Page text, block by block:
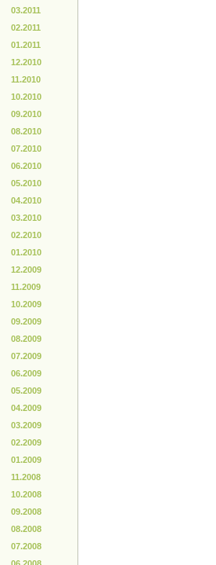
03.2011
02.2011
01.2011
12.2010
11.2010
10.2010
09.2010
08.2010
07.2010
06.2010
05.2010
04.2010
03.2010
02.2010
01.2010
12.2009
11.2009
10.2009
09.2009
08.2009
07.2009
06.2009
05.2009
04.2009
03.2009
02.2009
01.2009
11.2008
10.2008
09.2008
08.2008
07.2008